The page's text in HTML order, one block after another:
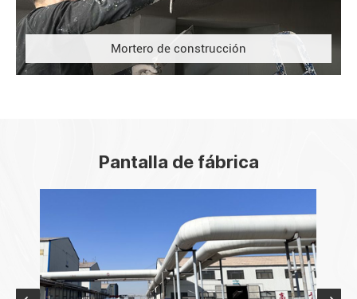
Mortero de construcción
Pantalla de fábrica